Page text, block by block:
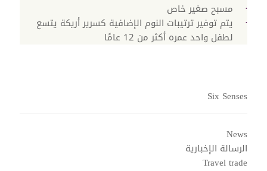
مسبح صغير خاص
يتم توفير ترتيبات النوم الإضافية كسرير أريكة يتسع
لطفل واحد عمره أكثر من 12 عامًا
Six Senses
News
الرسالة الإخبارية
Travel trade